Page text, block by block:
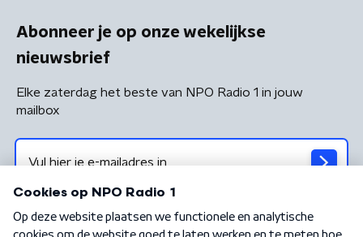
Abonneer je op onze wekelijkse
nieuwsbrief
Elke zaterdag het beste van NPO Radio 1 in jouw
mailbox